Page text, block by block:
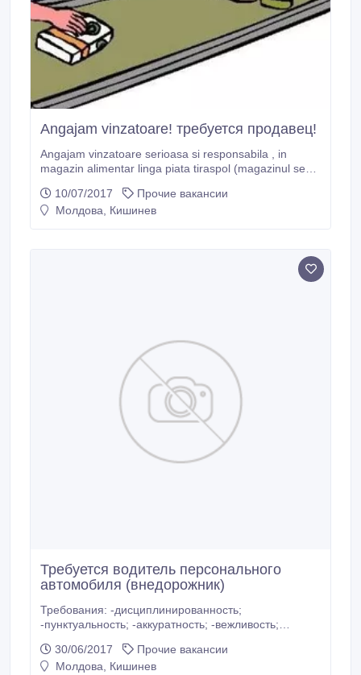
Angajam vinzatoare! требуется продавец!
Angajam vinzatoare serioasa si responsabila , in
magazin alimentar linga piata tiraspol (magazinul se
depozit, Wi-Fi , WC, obiectul este protejat, etc.... nu
este ghereta!!).. lucrul 1 saptamina peste 1 ..salariu
10/07/2017
Прочие вакансии
Молдова, Кишинев
Требуется водитель персонального
автомобиля (внедорожник)
Требования: -дисциплинированность;
-пунктуальность; -аккуратность; -вежливость;
лет; Условия работы и размер оплаты при
собеседовании. CV присылать на эл.адрес:
30/06/2017
Прочие вакансии
Молдова, Кишинев